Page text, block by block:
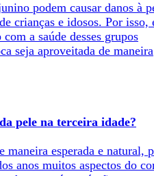
podem causar danos à
crianças e idosos. Por isso,
a saúde desses grupos
seja aproveitada de maneira
pele na terceira idade?
maneira esperada e natural,
anos muitos aspectos do